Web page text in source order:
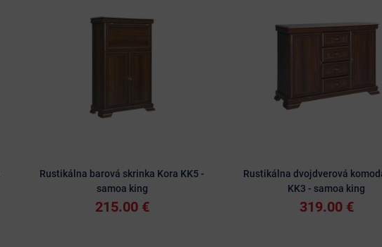
Rustikálna barová skrinka Kora KK5 -
samoa king
215.00 €
Rustikálna dvojdverová
KK3 - samoa king
319.00 €